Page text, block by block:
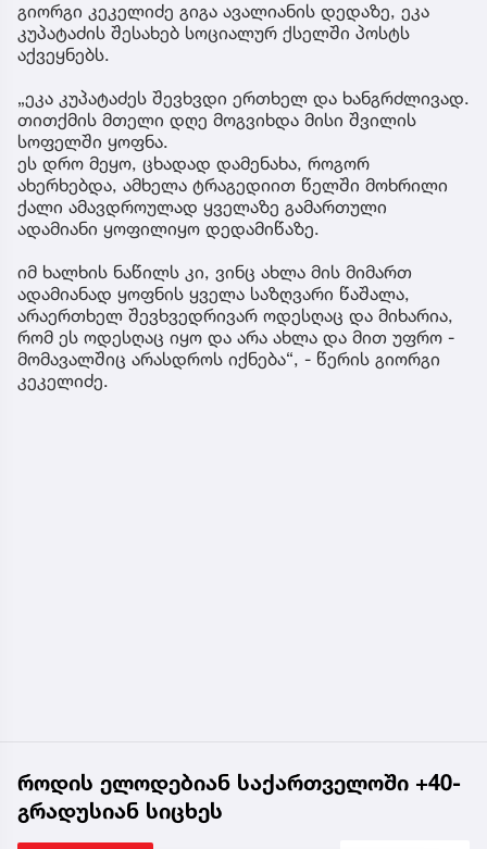
გიორგი კეკელიძე გიგა ავალიანის დედაზე, ეკა
კუპატაძის შესახებ სოციალურ ქსელში პოსტს
აქვეყნებს.
„ეკა კუპატაძეს შევხვდი ერთხელ და ხანგრძლივად.
თითქმის მთელი დღე მოგვიხდა მისი შვილის
სოფელში ყოფნა.
ეს დრო მეყო, ცხადად დამენახა, როგორ
ახერხებდა, ამხელა ტრაგედიით წელში მოხრილი
ქალი ამავდროულად ყველაზე გამართული
ადამიანი ყოფილიყო დედამიწაზე.
იმ ხალხის ნაწილს კი, ვინც ახლა მის მიმართ
ადამიანად ყოფნის ყველა საზღვარი წაშალა,
არაერთხელ შევხვედრივარ ოდესღაც და მიხარია,
რომ ეს ოდესღაც იყო და არა ახლა და მით უფრო -
მომავალშიც არასდროს იქნება“, - წერის გიორგი
კეკელიძე.
როდის ელოდებიან საქართველოში +40-
გრადუსიან სიცხეს